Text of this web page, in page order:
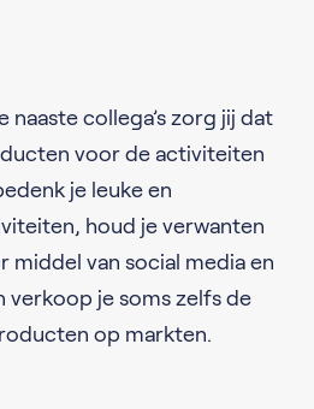
naaste collega’s zorg jij dat
voor de activiteiten
je leuke en
houd je verwanten
van social media en
verkoop je soms zelfs de
op markten.